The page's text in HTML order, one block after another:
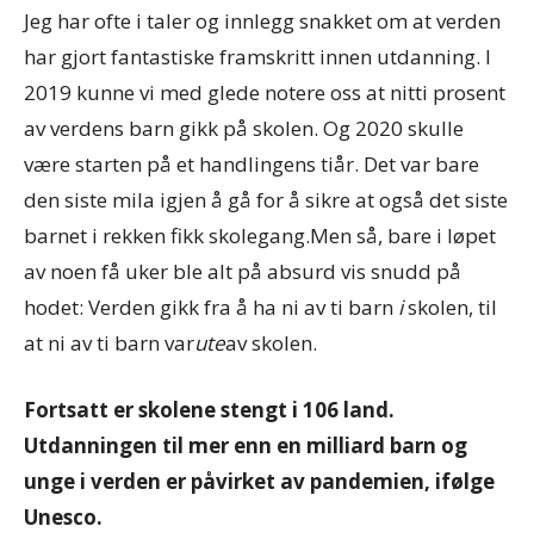
Jeg har ofte i taler og innlegg snakket om at verden
har gjort fantastiske framskritt innen utdanning. I
2019 kunne vi med glede notere oss at nitti prosent
av verdens barn gikk på skolen. Og 2020 skulle
være starten på et handlingens tiår. Det var bare
den siste mila igjen å gå for å sikre at også det siste
barnet i rekken fikk skolegang.Men så, bare i løpet
av noen få uker ble alt på absurd vis snudd på
hodet: Verden gikk fra å ha ni av ti barn iskolen, til
at ni av ti barn varuteav skolen.
Fortsatt er skolene stengt i 106 land.
Utdanningen til mer enn en milliard barn og
unge i verden er påvirket av pandemien, ifølge
Unesco.